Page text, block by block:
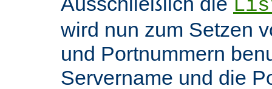
wird nun zum Setzen
und Portnummern
Servername und die